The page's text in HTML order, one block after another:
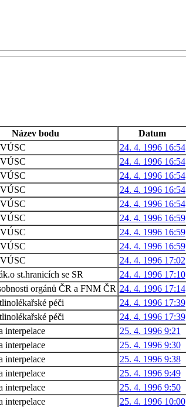
Název bodu Datum
24. 4. 1996 16:54
24. 4. 1996 16:54
24. 4. 1996 16:54
24. 4. 1996 16:54
24. 4. 1996 16:54
24. 4. 1996 16:59
24. 4. 1996 16:59
24. 4. 1996 16:59
24. 4. 1996 17:02
st.hranicích se SR 24. 4. 1996 17:10
orgánů ČR a FNM ČR 24. 4. 1996 17:14
péči 24. 4. 1996 17:39
péči 24. 4. 1996 17:39
interpelace 25. 4. 1996 9:21
interpelace 25. 4. 1996 9:30
interpelace 25. 4. 1996 9:38
interpelace 25. 4. 1996 9:49
interpelace 25. 4. 1996 9:50
interpelace 25. 4. 1996 10:00